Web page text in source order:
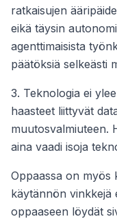
ratkaisujen
eikä täysin
agenttimaisista
päätöksiä selkeästi
3. Teknologia ei
haasteet liittyvät
muutosvalmiuteen.
aina vaadi isoja
Oppaassa on myös
käytännön vinkkejä
oppaaseen löydät